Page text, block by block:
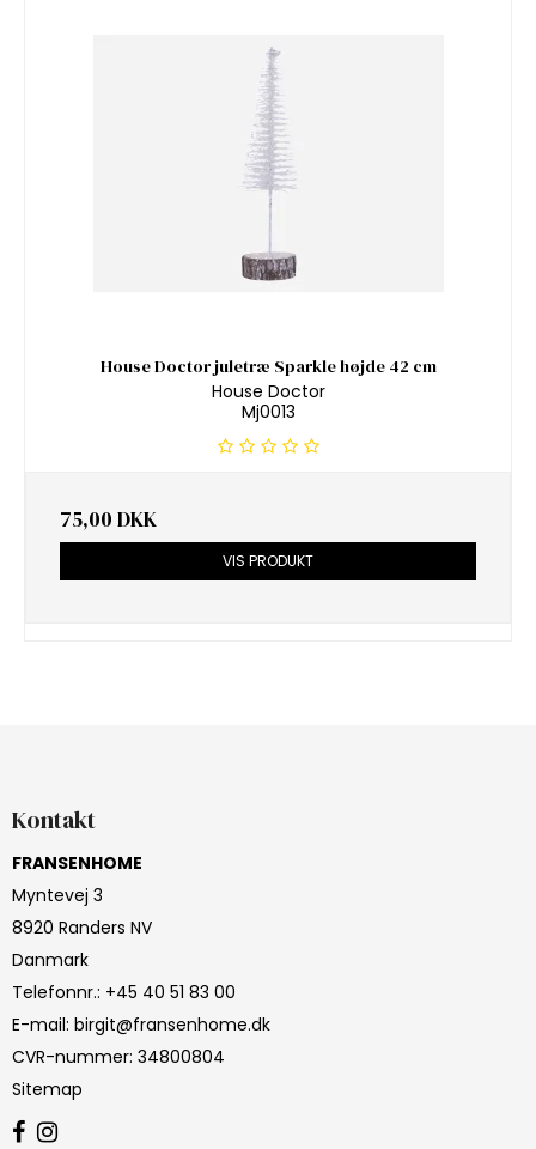
House Doctor juletræ Sparkle højde 42 cm
House Doctor
Mj0013
75,00 DKK
VIS PRODUKT
Kontakt
FRANSENHOME
Myntevej 3
8920 Randers NV
Danmark
Telefonnr.: +45 40 51 83 00
E-mail: birgit@fransenhome.dk
CVR-nummer: 34800804
Sitemap